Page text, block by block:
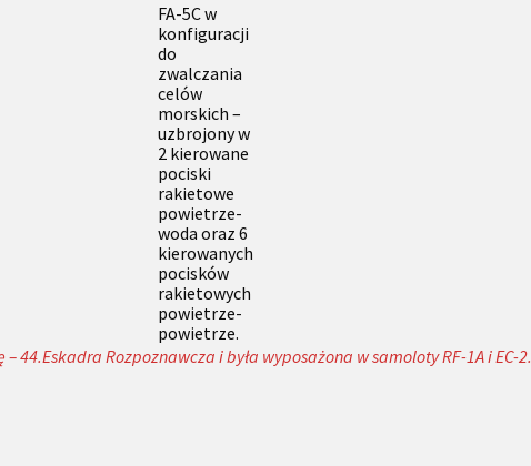
FA-5C w
konfiguracji
do
zwalczania
celów
morskich –
uzbrojony w
2 kierowane
pociski
rakietowe
powietrze-
woda oraz 6
kierowanych
pocisków
rakietowych
powietrze-
powietrze.
44.Eskadra Rozpoznawcza i była wyposażona w samoloty RF-1A i EC-2.